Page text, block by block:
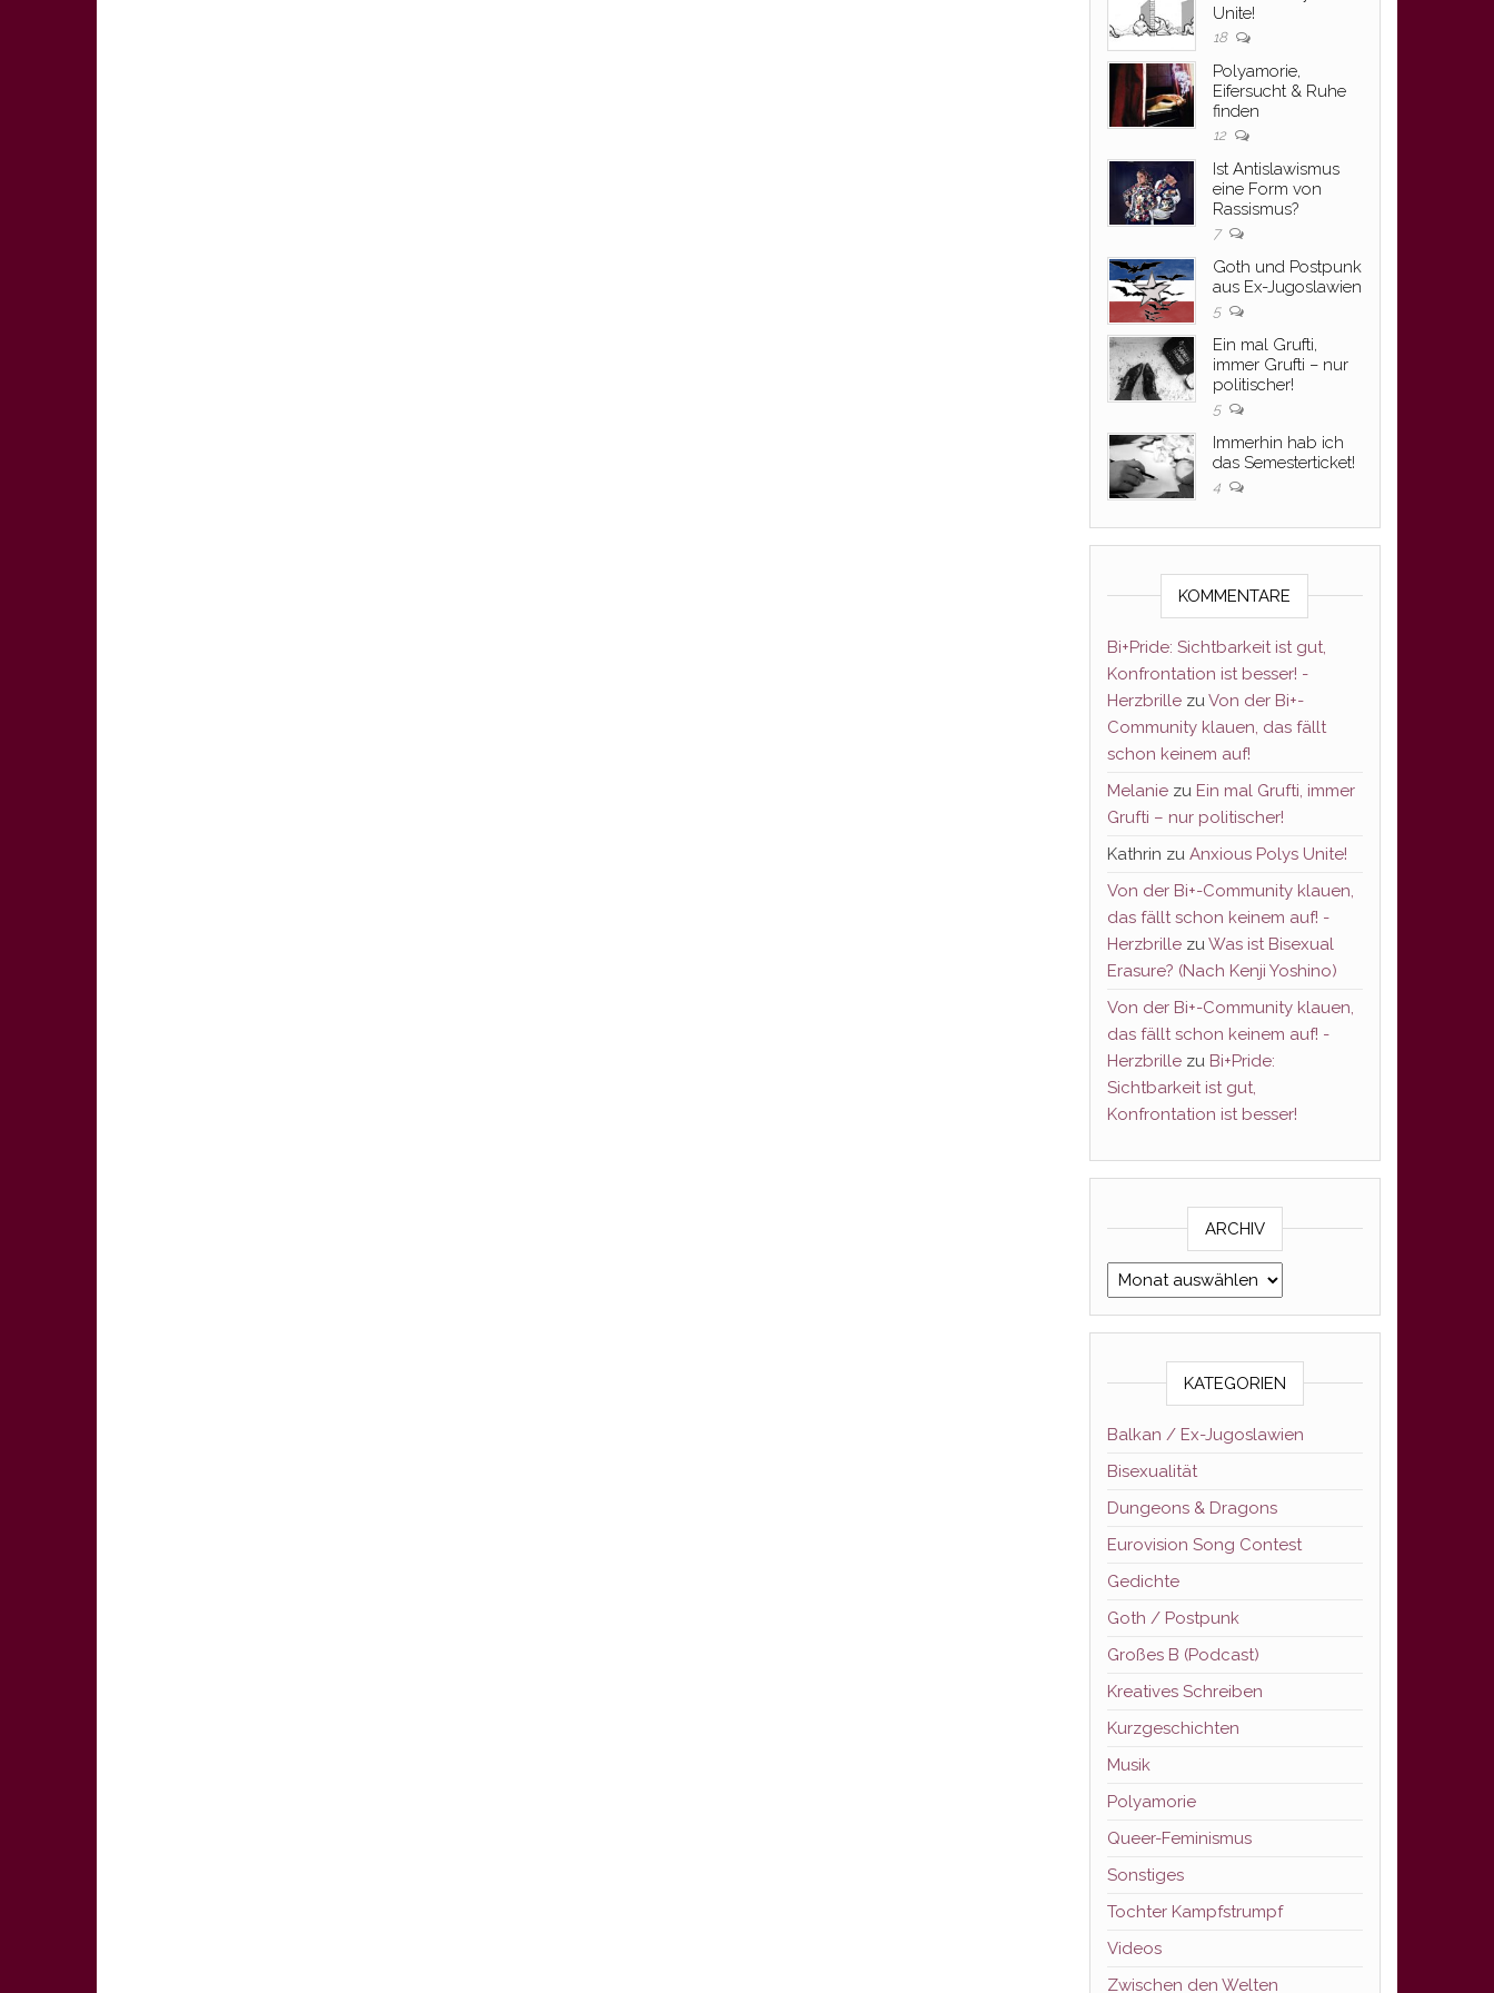
Unite!
18
Polyamorie,
Eifersucht & Ruhe
finden
12
Ist Antislawismus
eine Form von
Rassismus?
7
Goth und Postpunk
aus Ex-Jugoslawien
5
Ein mal Grufti,
immer Grufti – nur
politischer!
5
Immerhin hab ich
das Semesterticket!
4
KOMMENTARE
Bi+Pride: Sichtbarkeit ist gut,
Konfrontation ist besser! -
HerzbrillezuVon der Bi+-
Community klauen, das fällt
schon keinem auf!
Melaniezu Ein mal Grufti, immer
Grufti – nur politischer!
Kathrin zu Anxious Polys Unite!
Von der Bi+-Community klauen,
das fällt schon keinem auf! -
HerzbrillezuWas ist Bisexual
Erasure? (Nach Kenji Yoshino)
Von der Bi+-Community klauen,
das fällt schon keinem auf! -
Herzbrillezu Bi+Pride:
Sichtbarkeit ist gut,
Konfrontation ist besser!
ARCHIV
Archiv
KATEGORIEN
Balkan / Ex-Jugoslawien
Bisexualität
Dungeons & Dragons
Eurovision Song Contest
Gedichte
Goth / Postpunk
Großes B (Podcast)
Kreatives Schreiben
Kurzgeschichten
Musik
Polyamorie
Queer-Feminismus
Sonstiges
Tochter Kampfstrumpf
Videos
Zwischen den Welten